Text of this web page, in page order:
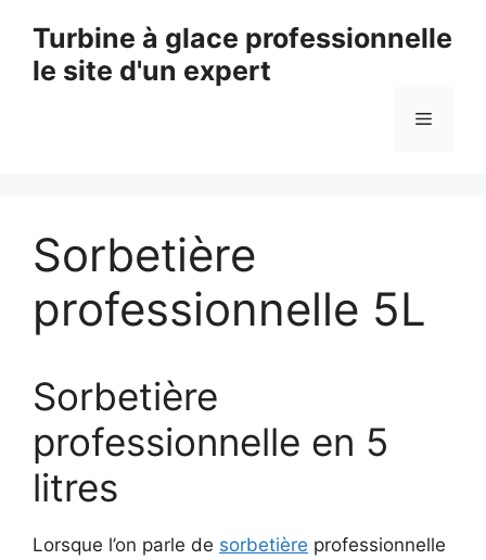
contenu
Turbine à glace professionnelle
le site d'un expert
Menu
Sorbetière
professionnelle 5L
Sorbetière
professionnelle en 5
litres
Lorsque l’on parle de sorbetière professionnelle